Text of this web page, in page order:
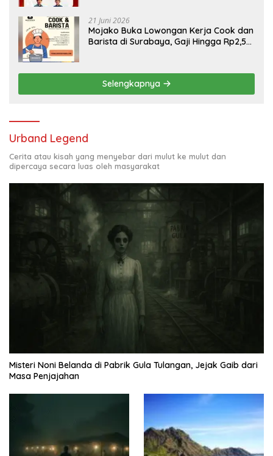
21 Juni 2026
Mojako Buka Lowongan Kerja Cook dan
Barista di Surabaya, Gaji Hingga Rp2,5
Selengkapnya
Urband Legend
Cerita atau kisah yang menyebar dari mulut ke mulut dan
dipercaya secara luas oleh masyarakat
Misteri Noni Belanda di Pabrik Gula Tulangan, Jejak Gaib dari
Masa Penjajahan